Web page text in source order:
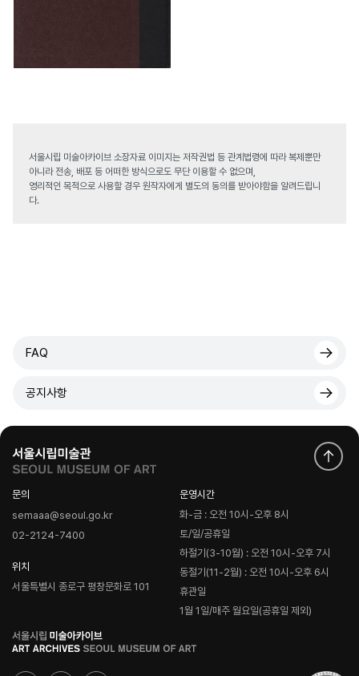
서울시립 미술아카이브 소장자료 이미지는 저작권법 등 관계법령에 따라 복제뿐만
아니라 전송, 배포 등 어떠한 방식으로도 무단 이용할 수 없으며,
영리적인 목적으로 사용할 경우 원작자에게 별도의 동의를 받아야함을 알려드립니
다.
FAQ
공지사항
문의
semaaa@seoul.go.kr
02-2124-7400
위치
서울특별시 종로구 평창문화로 101
운영시간
화-금 : 오전 10시-오후 8시
토/일/공휴일
하절기(3-10월) : 오전 10시-오후 7시
동절기(11-2월) : 오전 10시-오후 6시
휴관일
1월 1일/매주 월요일(공휴일 제외)
로
고